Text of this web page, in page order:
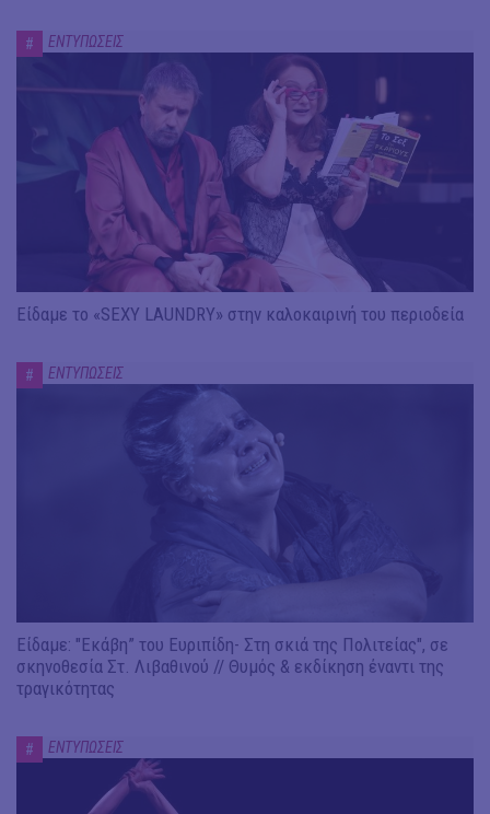
# ΕΝΤΥΠΩΣΕΙΣ
Είδαμε το «SEXY LAUNDRY» στην καλοκαιρινή του περιοδεία
# ΕΝΤΥΠΩΣΕΙΣ
Είδαμε: "Εκάβη” του Ευριπίδη- Στη σκιά της Πολιτείας", σε
σκηνοθεσία Στ. Λιβαθινού // Θυμός & εκδίκηση έναντι της
τραγικότητας
# ΕΝΤΥΠΩΣΕΙΣ